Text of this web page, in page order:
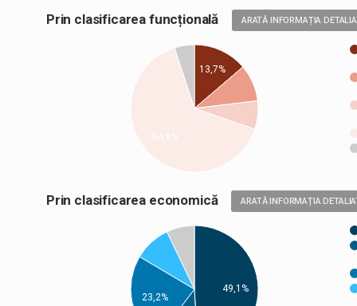
Prin clasificarea funcțională ARATĂ INFORMAȚIA
13,7%
Prin clasificarea economică ARATĂ INFORMAȚIA
49,1%
23,2%